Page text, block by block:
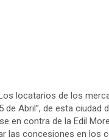
locatarios de los
de Abril”, de esta
en contra de la Edil
las concesiones en los